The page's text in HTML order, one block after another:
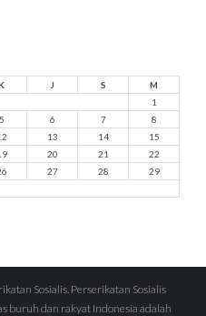
J S
M
1
5 6 7
8
13 14
15
20 21
22
27 28
29
Sosialis. Perserikatan Sosialis
buruh dan rakyat Indonesia adalah